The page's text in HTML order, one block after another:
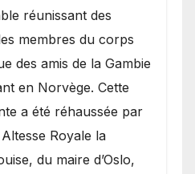
réunissant des
membres du corps
des amis de la Gambie
en Norvège. Cette
a été réhaussée par
Royale la
du maire d’Oslo,